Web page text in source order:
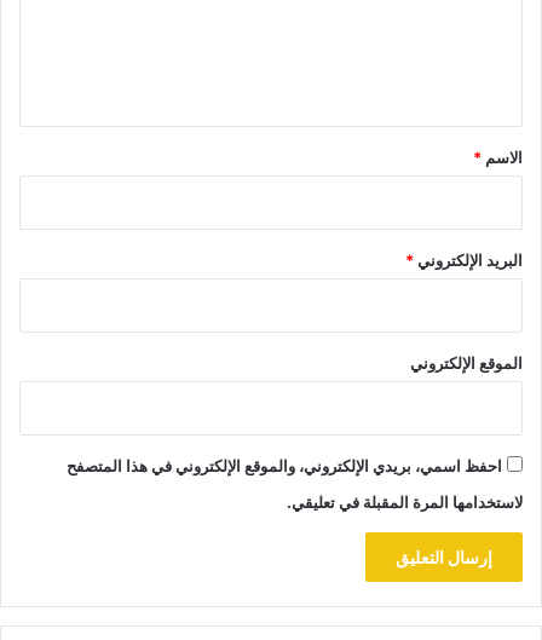
*
الاسم *
البريد الإلكتروني*
الموقع الإلكتروني
احفظ اسمي، بريدي الإلكتروني، والموقع الإلكتروني في هذا المتصفح
لاستخدامها المرة المقبلة في تعليقي.